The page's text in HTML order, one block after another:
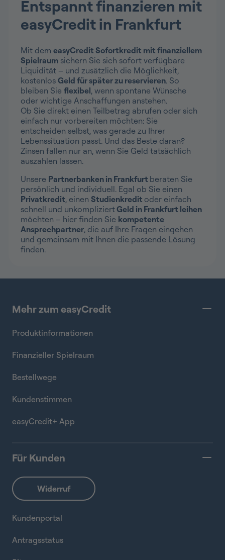
Entspannt finanzieren mit
easyCredit in Frankfurt
Mit dem easyCredit Sofortkredit mit finanziellem
Spielraum sichern Sie sich sofort verfügbare
Liquidität – und zusätzlich die Möglichkeit,
kostenlos Geld für später zu reservieren. So
bleiben Sie flexibel, wenn spontane Wünsche
oder wichtige Anschaffungen anstehen.
Ob Sie direkt einen Teilbetrag abrufen oder sich
einfach nur vorbereiten möchten: Sie
entscheiden selbst, was gerade zu Ihrer
Lebenssituation passt. Und das Beste daran?
Zinsen fallen nur an, wenn Sie Geld tatsächlich
auszahlen lassen.
Unsere Partnerbanken in Frankfurt beraten Sie
persönlich und individuell. Egal ob Sie einen
Privatkredit, einen Studienkredit oder einfach
schnell und unkompliziertGeld in Frankfurt leihen
möchten – hier finden Sie kompetente
Ansprechpartner, die auf Ihre Fragen eingehen
und gemeinsam mit Ihnen die passende Lösung
finden.
Mehr zum easyCredit
Produktinformationen
Finanzieller Spielraum
Bestellwege
Kundenstimmen
easyCredit+ App
Für Kunden
Kundenportal
Antragsstatus